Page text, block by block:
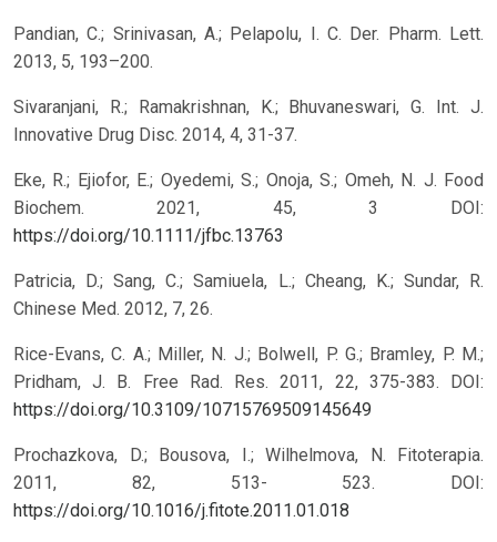
Pandian, C.; Srinivasan, A.; Pelapolu, I. C. Der. Pharm. Lett.
2013, 5, 193–200.
Sivaranjani, R.; Ramakrishnan, K.; Bhuvaneswari, G. Int. J.
Innovative Drug Disc. 2014, 4, 31-37.
Eke, R.; Ejiofor, E.; Oyedemi, S.; Onoja, S.; Omeh, N. J. Food
Biochem. 2021, 45, 3 DOI:
https://doi.org/10.1111/jfbc.13763
Patricia, D.; Sang, C.; Samiuela, L.; Cheang, K.; Sundar, R.
Chinese Med. 2012, 7, 26.
Rice-Evans, C. A.; Miller, N. J.; Bolwell, P. G.; Bramley, P. M.;
Pridham, J. B. Free Rad. Res. 2011, 22, 375-383. DOI:
https://doi.org/10.3109/10715769509145649
Prochazkova, D.; Bousova, I.; Wilhelmova, N. Fitoterapia.
2011, 82, 513- 523. DOI:
https://doi.org/10.1016/j.fitote.2011.01.018